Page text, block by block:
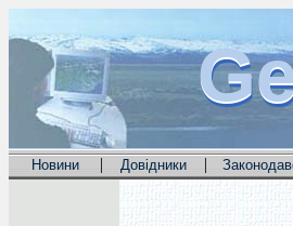
Новини | Довідники |